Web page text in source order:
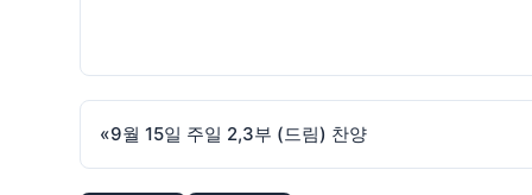
«9월 15일 주일 2,3부 (드림) 찬양